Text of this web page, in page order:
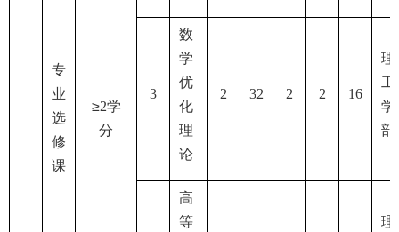
专
业
选
修
课
≥2学
分
3
数
学
优
化
理
论
2 32 2 2 16
理
工
学
部
高
等
理